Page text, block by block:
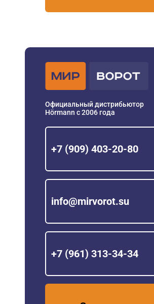
Официальный дистрибьютор
Hörmann с 2006 года
+7 (909) 403-20-80
info@mirvorot.su
+7 (961) 313-34-34